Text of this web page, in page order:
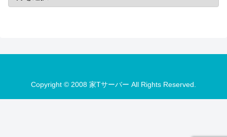
Copyright © 2008 家Tサーバー All Rights Reserved.